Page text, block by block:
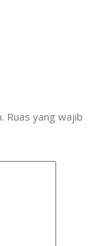
Ruas yang wajib